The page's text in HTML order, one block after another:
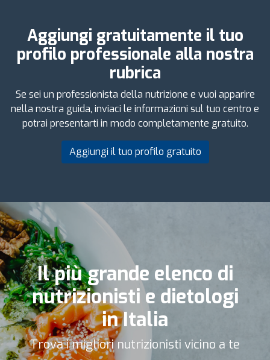
Aggiungi gratuitamente il tuo
profilo professionale alla nostra
rubrica
Se sei un professionista della nutrizione e vuoi apparire
nella nostra guida, inviaci le informazioni sul tuo centro e
potrai presentarti in modo completamente gratuito.
Aggiungi il tuo profilo gratuito
Il più grande elenco di
nutrizionisti e dietologi
in Italia
Trova i migliori nutrizionisti vicino a te